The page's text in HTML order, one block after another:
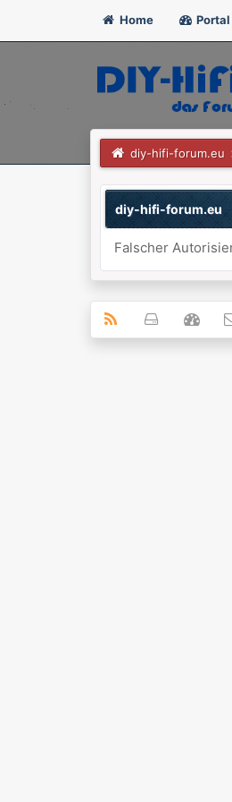
Home Portal
diy-hifi-forum.eu
diy-hifi-forum.eu
Falscher